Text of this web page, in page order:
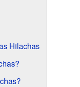
Hilachas